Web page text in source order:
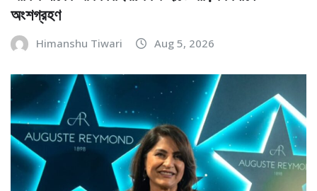
অংশগ্রহণ
Himanshu Tiwari Aug 5, 2026